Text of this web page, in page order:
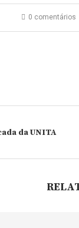
0 comentários
da UNITA